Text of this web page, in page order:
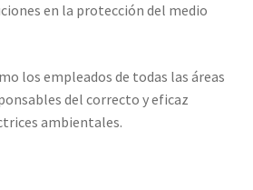
en la protección del medio
los empleados de todas las áreas
del correcto y eficaz
ambientales.